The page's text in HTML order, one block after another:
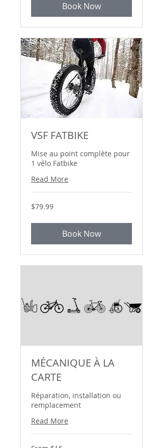
Book Now
VSF FATBIKE
Mise au point complète pour
1 vélo Fatbike
Read More
79.99
Canadian
$79.99
Book Now
MÉCANIQUE À LA
CARTE
Réparation, installation ou
remplacement
Read More
From